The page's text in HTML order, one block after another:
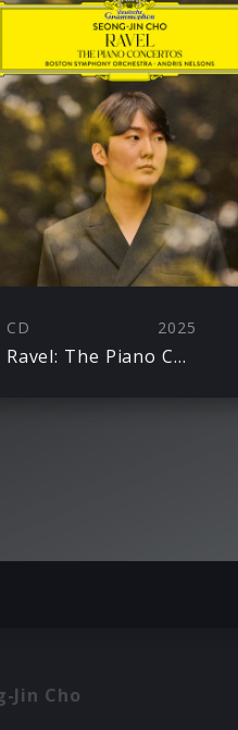
CD 2025
Ravel: The Piano Concertos
Jin Cho